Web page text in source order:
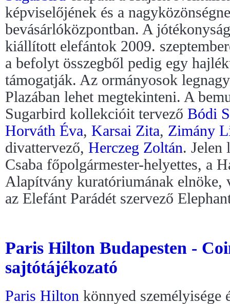
képviselőjének és a
bevásárlóközpontban. A
kiállított elefántok 2009.
a befolyt összegből pedig egy
támogatják. Az ormányosok
Plazában lehet megtekinteni. A
Sugarbird kollekcióit tervező Bódi
Horváth Éva, Karsai Zita, Zimány
divattervező, Herczeg Zoltán. Jelen
Csaba főpolgármester-helyettes, a
Alapítvány kuratóriumának elnöke,
az Elefánt Parádét szervező
Paris Hilton Budapesten -
sajtótájékozató
Paris Hilton könnyed személyisége